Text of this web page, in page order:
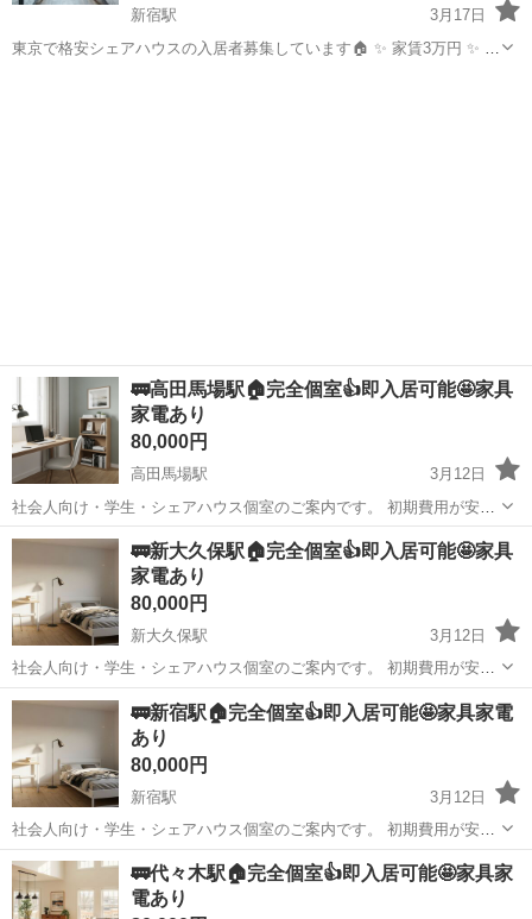
新宿駅
3月17日
東京で格安シェアハウスの入居者募集しています🏠 ✨ 家賃3万円 ✨ 初
🚃高田馬場駅🏠完全個室👍即入居可能🤩家具
家電あり
80,000円
高田馬場駅
3月12日
社会人向け・学生・シェアハウス個室のご案内です。 初期費用が安
く・すぐ入居ができる 「いきなり内見は不安」 「条件が合うか分から
ない」 「写真だけじゃ判断できない」 そんな方のために、公式LINE
でのご...
東京 新宿区 高田馬場駅 シェアハウス 初期
🚃新大久保駅🏠完全個室👍即入居可能🤩家具
家電あり
80,000円
新大久保駅
3月12日
社会人向け・学生・シェアハウス個室のご案内です。 初期費用が安
く・すぐ入居ができる 「いきなり内見は不安」 「条件が合うか分から
ない」 「写真だけじゃ判断できない」 そんな方のために、公式LINE
でのご...
東京 新宿区 新大久保駅 シェアハウス 初期
🚃新宿駅🏠完全個室👍即入居可能🤩家具家電
あり
80,000円
新宿駅
3月12日
社会人向け・学生・シェアハウス個室のご案内です。 初期費用が安
く・すぐ入居ができる 「いきなり内見は不安」 「条件が合うか分から
ない」 「写真だけじゃ判断できない」 そんな方のために、公式LINE
でのご...
東京 新宿区 新宿駅 シェアハウス 初期
🚃代々木駅🏠完全個室👍即入居可能🤩家具家
電あり